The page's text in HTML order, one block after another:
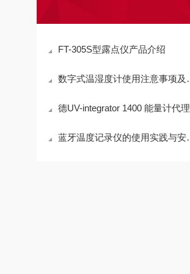
FT-305S型露点仪产品介绍
数字式温湿度计使用注意事项及核查办法
德UV-integrator 1400 能量计代理
蓝牙温度记录仪的使用实践与安装操作指南